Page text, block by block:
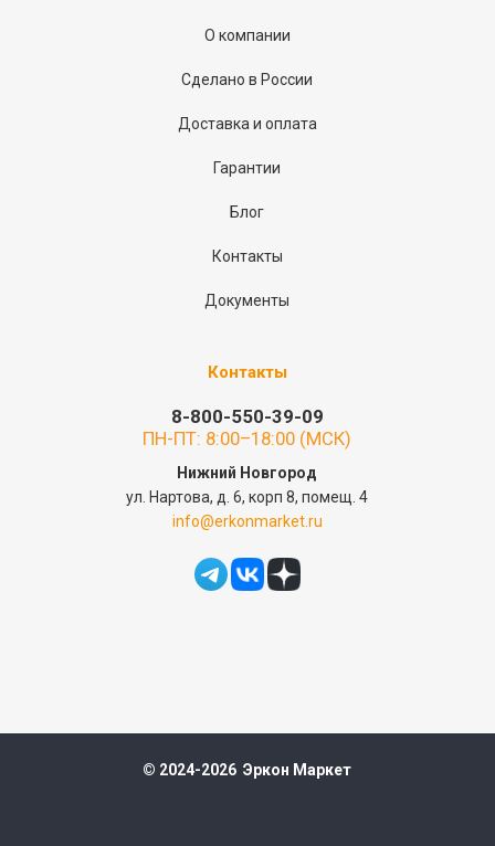
О компании
Сделано в России
Доставка и оплата
Гарантии
Блог
Контакты
Документы
Контакты
8-800-550-39-09
ПН-ПТ: 8:00–18:00 (МСК)
Нижний Новгород
ул. Нартова, д. 6, корп 8, помещ. 4
info@erkonmarket.ru
© 2024-2026 Эркон Маркет